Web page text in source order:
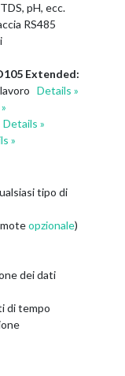
pH, ecc.
RS485
Extended:
Details »
Details »
»
tipo di
opzionale)
dei dati
di tempo